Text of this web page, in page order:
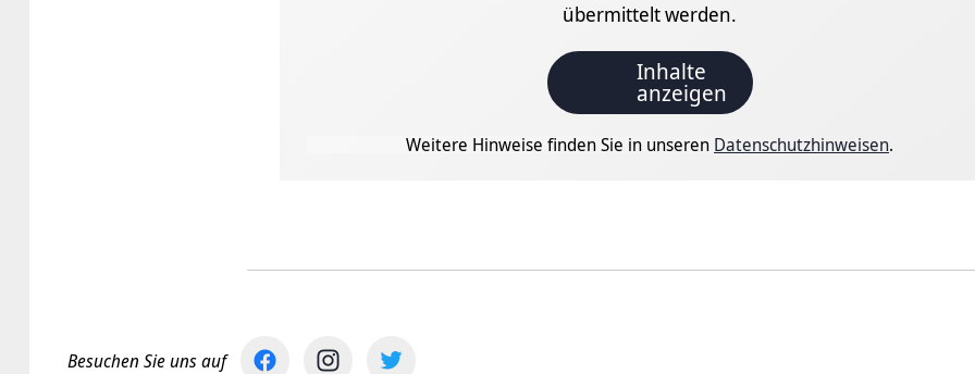
übermittelt werden.
Inhalte
anzeigen
Weitere Hinweise finden Sie in unseren Datenschutzhinweisen.
Besuchen Sie uns auf